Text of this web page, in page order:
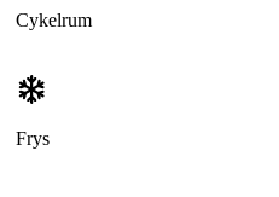
Cykelrum
Frys